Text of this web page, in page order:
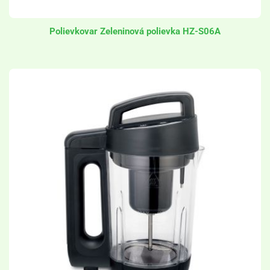
Polievkovar Zeleninová polievka HZ-S06A